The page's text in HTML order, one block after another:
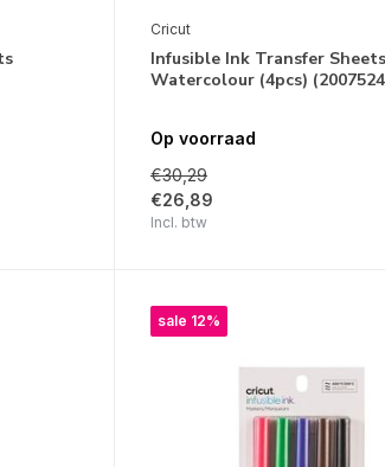
Cricut
Infusible Ink Transfer Sheets
Watercolour (4pcs)
Op voorraad
€30,29
€26,89
Incl. btw
sale 12%